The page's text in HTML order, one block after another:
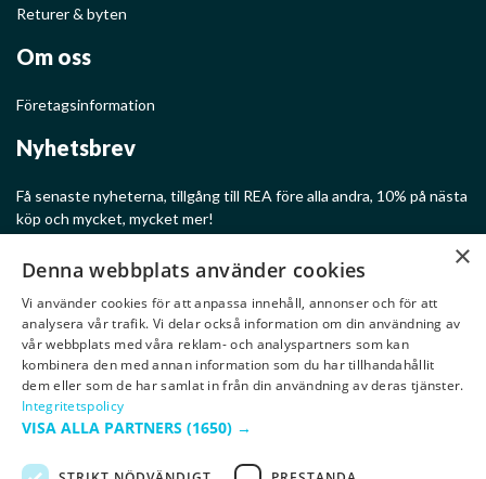
Returer & byten
Om oss
Företagsinformation
Nyhetsbrev
Få senaste nyheterna, tillgång till REA före alla andra, 10% på nästa
köp och mycket, mycket mer!
Ge mig rabatter!
×
Denna webbplats använder cookies
Vi använder cookies för att anpassa innehåll, annonser och för att
analysera vår trafik. Vi delar också information om din användning av
vår webbplats med våra reklam- och analyspartners som kan
kombinera den med annan information som du har tillhandahållit
dem eller som de har samlat in från din användning av deras tjänster.
Integritetspolicy
VISA ALLA PARTNERS (1650) →